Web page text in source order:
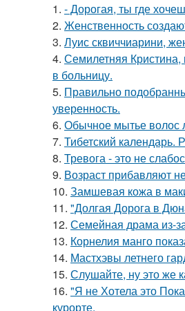
1. - Дорогая, ты где
2. Женственность
3. Луис сквиччиарини,
4. Семилетняя Кристина,
в больницу.
5. Правильно
уверенность.
6. Обычное мытье волос
7. Тибетский календарь.
8. Тревога - это не
9. Возраст прибавляют
10. Замшевая кожа в
11. "Долгая Дорога в
12. Семейная драма из-
13. Корнелия манго
14. Мастхэвы летнего
15. Слушайте, ну это же
16. "Я не Хотела это
курорте.